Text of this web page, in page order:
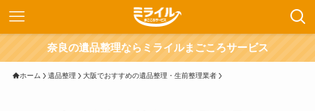
奈良の遺品整理ならミライルまごころサービス
ホーム 遺品整理 大阪でおすすめの遺品整理・生前整理業者